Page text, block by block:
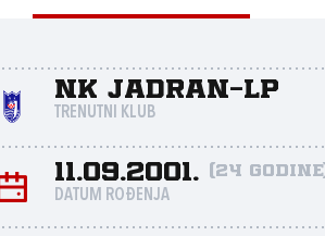
NK Jadran-LP
TRENUTNI KLUB
11.09.2001. (24 godine)
DATUM ROĐENJA